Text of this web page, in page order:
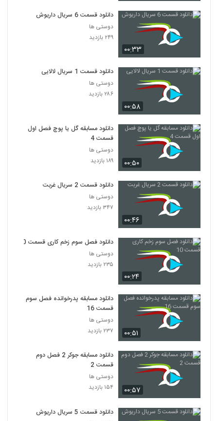
۰۰:۳۳
دانلود قسمت 6 سریال داریوش
دوستی ها
۲۴۹ بازدید
۰۰:۵۸
دانلود قسمت 1 سریال لالایی
دوستی ها
۲۸۶ بازدید
۰۰:۵۰
دانلود مسابقه گل یا پوچ فصل اول
قسمت 4
دوستی ها
۱۸۹ بازدید
۰۰:۴۶
دانلود قسمت 2 سریال غربت
دوستی ها
۳۴۷ بازدید
۰۰:۲۴
دانلود فصل سوم زخم کاری قسمت 10
دوستی ها
۲۳۵ بازدید
۰۰:۵۱
دانلود مسابقه پدرخوانده فصل سوم
قسمت 16
دوستی ها
۲۳۷ بازدید
۰۰:۵۷
دانلود مسابقه جوکر 2 فصل دوم
قسمت 2
دوستی ها
۱۵۴ بازدید
دانلود قسمت 5 سریال داریوش